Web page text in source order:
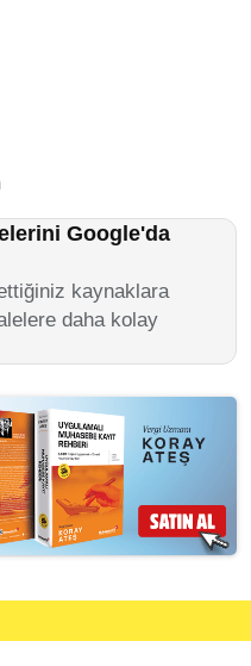
Google'da
kaynaklara
daha kolay